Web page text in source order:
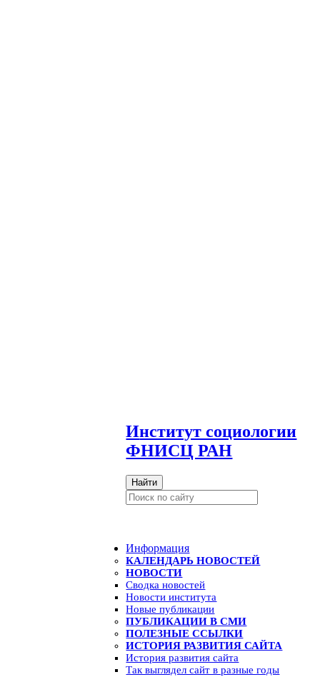
Институт социологии
ФНИСЦ РАН
Найти
Информация
КАЛЕНДАРЬ НОВОСТЕЙ
НОВОСТИ
Сводка новостей
Новости института
Новые публикации
ПУБЛИКАЦИИ В СМИ
ПОЛЕЗНЫЕ ССЫЛКИ
ИСТОРИЯ РАЗВИТИЯ САЙТА
История развития сайта
Так выглядел сайт в разные годы